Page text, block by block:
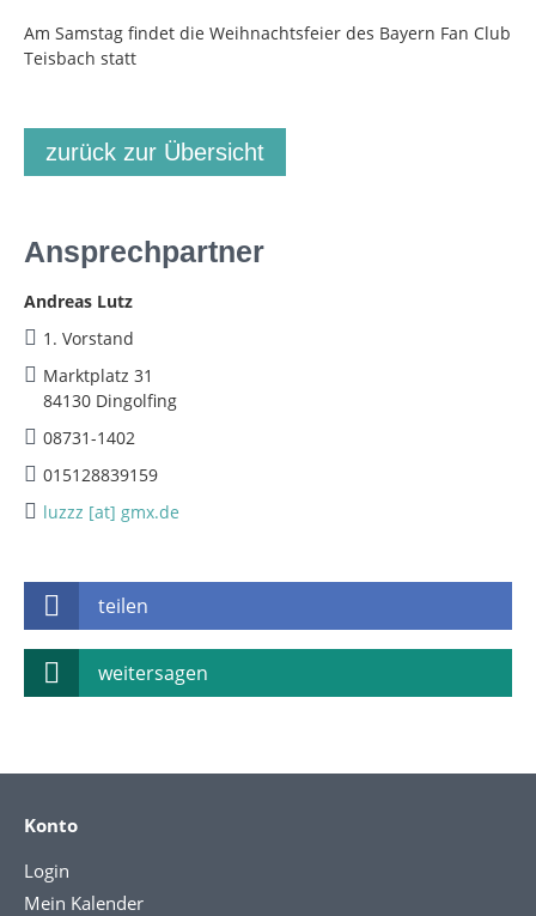
Am Samstag findet die Weihnachtsfeier des Bayern Fan Club
Teisbach statt
zurück zur Übersicht
Ansprechpartner
Andreas Lutz
1. Vorstand
Marktplatz 31
84130 Dingolfing
08731-1402
015128839159
luzzz [at] gmx.de
teilen
weitersagen
Konto
Login
Mein Kalender